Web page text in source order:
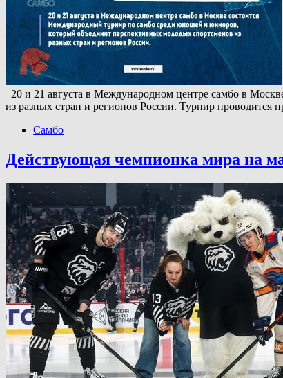
20 и 21 августа в Международном центре самбо в
из разных стран и регионов России. Турнир
Самбо
Действующая чемпионка мира на